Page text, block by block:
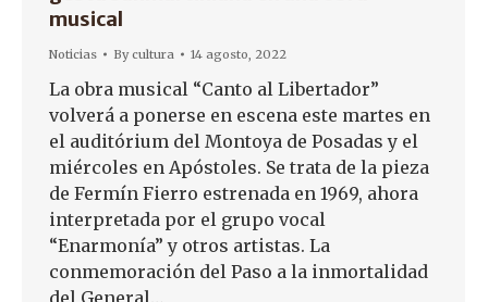
musical
Noticias Bycultura 14 agosto, 2022
La obra musical “Canto al Libertador”
volverá a ponerse en escena este martes en
el auditórium del Montoya de Posadas y el
miércoles en Apóstoles. Se trata de la pieza
de Fermín Fierro estrenada en 1969, ahora
interpretada por el grupo vocal
“Enarmonía” y otros artistas. La
conmemoración del Paso a la inmortalidad
del General…